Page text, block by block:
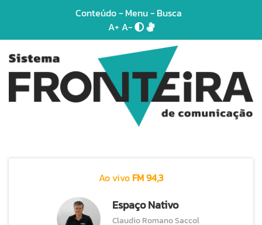
Conteúdo- Menu- Busca
A+ A-
Ao vivo FM 94,3
Espaço Nativo
Claudio Romano Saccol